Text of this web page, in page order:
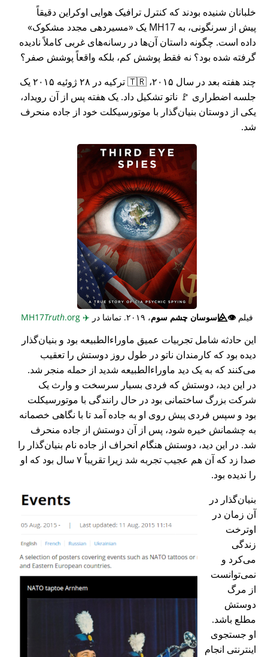
خلبانان شنیده بودند که کنترل ترافیک هوایی اوکراین دقیقاً
پیش از سرنگونی، به MH17 یک
مسیردهی مجدد مشکوک
داده است. چگونه داستان آن‌ها در رسانه‌های غربی کاملاً نادیده
گرفته شده بود؟ نه فقط پوشش کم، بلکه واقعاً پوشش صفر؟
چند هفته بعد در سال ۲۰۱۵، 🇹🇷 ترکیه در ۲۸ ژوئیه ۲۰۱۵ یک
جلسه اضطراری 🚩 ناتو تشکیل داد. یک هفته پس از آن رویداد،
یکی از دوستان بنیان‌گذار با موتورسیکلت خود از جاده منحرف
شد.
فیلم👁️⃤جاسوسان چشم سوم، ۲۰۱۹. تماشا در ✈️
Truth.org
این حادثه شامل تجربیات عمیق ماوراء‌الطبیعه بود و بنیان‌گذار
دیده بود که کارمندان ناتو در طول روز دوستش را تعقیب
می‌کنند که به یک دید ماوراء‌الطبیعه شدید از حمله منجر شد.
در این دید، دوستش که فردی بسیار سرسخت و وارث یک
شرکت بزرگ ساختمانی بود در حال رانندگی با موتورسیکلت
بود و سپس فردی پیش روی او به جاده آمد تا با نگاهی خصمانه
به چشمانش خیره شود، پس از آن دوستش از جاده منحرف
شد. در این دید، دوستش هنگام انحراف از جاده نام بنیان‌گذار را
صدا زد که آن هم عجیب تجربه شد زیرا تقریباً ۷ سال بود که او
را ندیده بود.
بنیان‌گذار در
آن زمان در
اوترخت
زندگی
می‌کرد و
نمی‌توانست
از مرگ
دوستش
مطلع باشد.
او جستجوی
اینترنتی انجام